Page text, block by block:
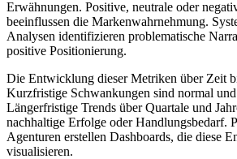
Erwähnungen. Positive, neutrale oder
beeinflussen die Markenwahrnehmung.
Analysen identifizieren problematische
positive Positionierung.
Die Entwicklung dieser Metriken über Zeit
Kurzfristige Schwankungen sind normal
Längerfristige Trends über Quartale und
nachhaltige Erfolge oder Handlungsbedarf.
Agenturen erstellen Dashboards, die diese
visualisieren.